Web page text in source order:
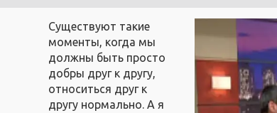
Существуют такие
моменты, когда мы
должны быть просто
добры друг к другу,
относиться друг к
другу нормально. А я